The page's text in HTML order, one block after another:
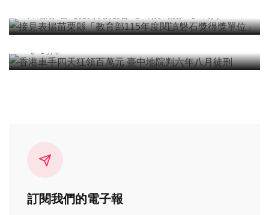
陳明 2026年六月15日 7,687 觀看 4 分享
香港車手四天狂領百萬元 臺中地院判六年八月徒刑
1 分享
訂閱我們的電子報